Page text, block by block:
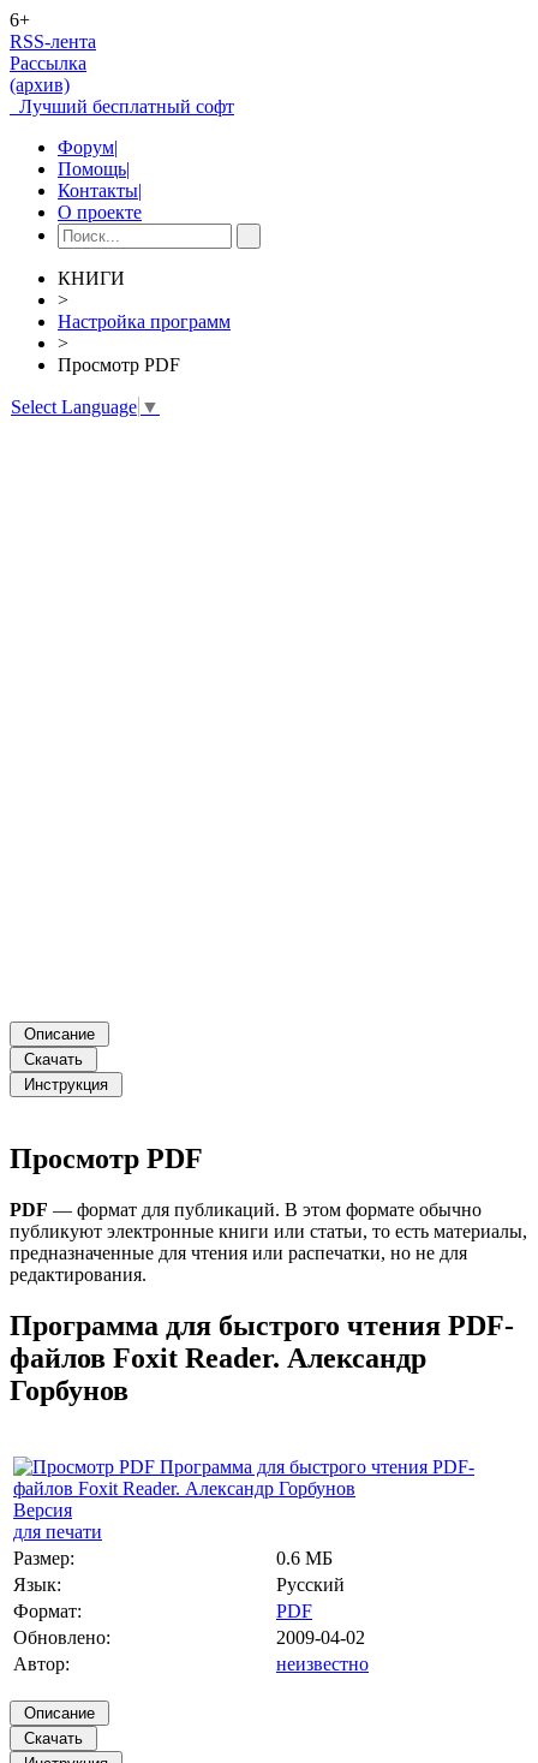
6+
RSS-лента
Рассылка
(архив)
Лучший бесплатный софт
Форум|
Помощь|
Контакты|
О проекте
КНИГИ
>
Настройка программ
>
Просмотр PDF
Select Language ▼
Просмотр PDF
PDF — формат для публикаций. В этом формате обычно
публикуют электронные книги или статьи, то есть материалы,
предназначенные для чтения или распечатки, но не для
редактирования.
Программа для быстрого чтения PDF-
файлов Foxit Reader. Александр
Горбунов
Версия
для печати
Размер:
0.6 МБ
Язык:
Русский
Формат:
PDF
Обновлено:
2009-04-02
Автор:
неизвестно